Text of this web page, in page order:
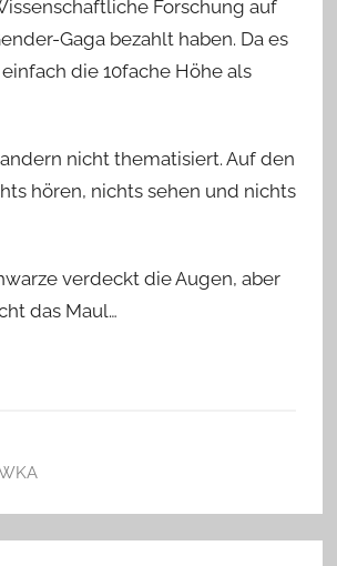
Forschung auf
Gaga bezahlt haben. Da es
die 10fache Höhe als
nicht thematisiert. Auf den
hören, nichts sehen und nichts
verdeckt die Augen, aber
das Maul…